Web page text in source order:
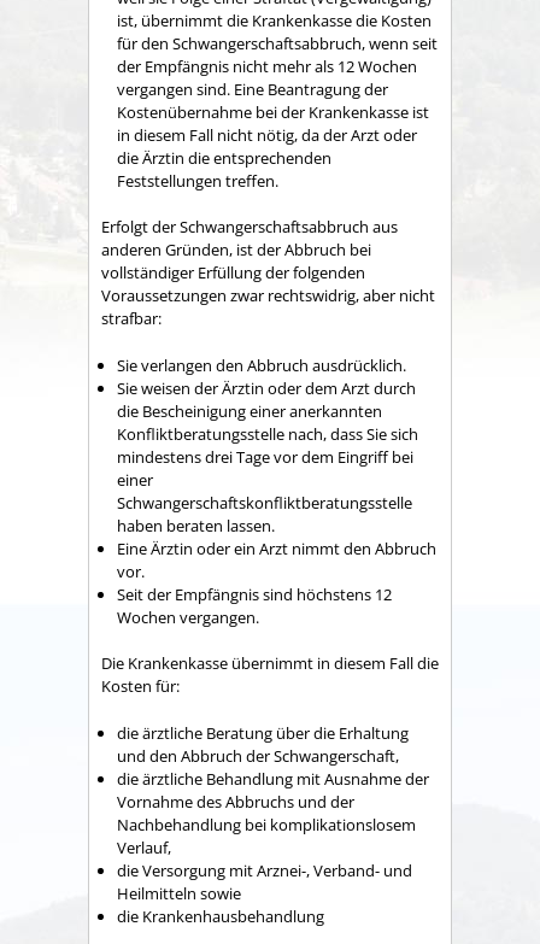
ist, übernimmt die Krankenkasse die Kosten
für den Schwangerschaftsabbruch, wenn seit
der Empfängnis nicht mehr als 12 Wochen
vergangen sind. Eine Beantragung der
Kostenübernahme bei der Krankenkasse ist
in diesem Fall nicht nötig, da der Arzt oder
die Ärztin die entsprechenden
Feststellungen treffen.
Erfolgt der Schwangerschaftsabbruch aus
anderen Gründen, ist der Abbruch bei
vollständiger Erfüllung der folgenden
Voraussetzungen zwar rechtswidrig, aber nicht
strafbar:
Sie verlangen den Abbruch ausdrücklich.
Sie weisen der Ärztin oder dem Arzt durch
die Bescheinigung einer anerkannten
Konfliktberatungsstelle nach, dass Sie sich
mindestens drei Tage vor dem Eingriff bei
einer
Schwangerschaftskonfliktberatungsstelle
haben beraten lassen.
Eine Ärztin oder ein Arzt nimmt den Abbruch
vor.
Seit der Empfängnis sind höchstens 12
Wochen vergangen.
Die Krankenkasse übernimmt in diesem Fall die
Kosten für:
die ärztliche Beratung über die Erhaltung
und den Abbruch der Schwangerschaft,
die ärztliche Behandlung mit Ausnahme der
Vornahme des Abbruchs und der
Nachbehandlung bei komplikationslosem
Verlauf,
die Versorgung mit Arznei-, Verband- und
Heilmitteln sowie
die Krankenhausbehandlung